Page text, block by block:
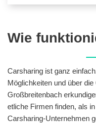
Wie
Carsharing ist ganz
Möglichkeiten und über
Großbreitenbach
etliche Firmen finden, als
Carsharing-Unternehmen